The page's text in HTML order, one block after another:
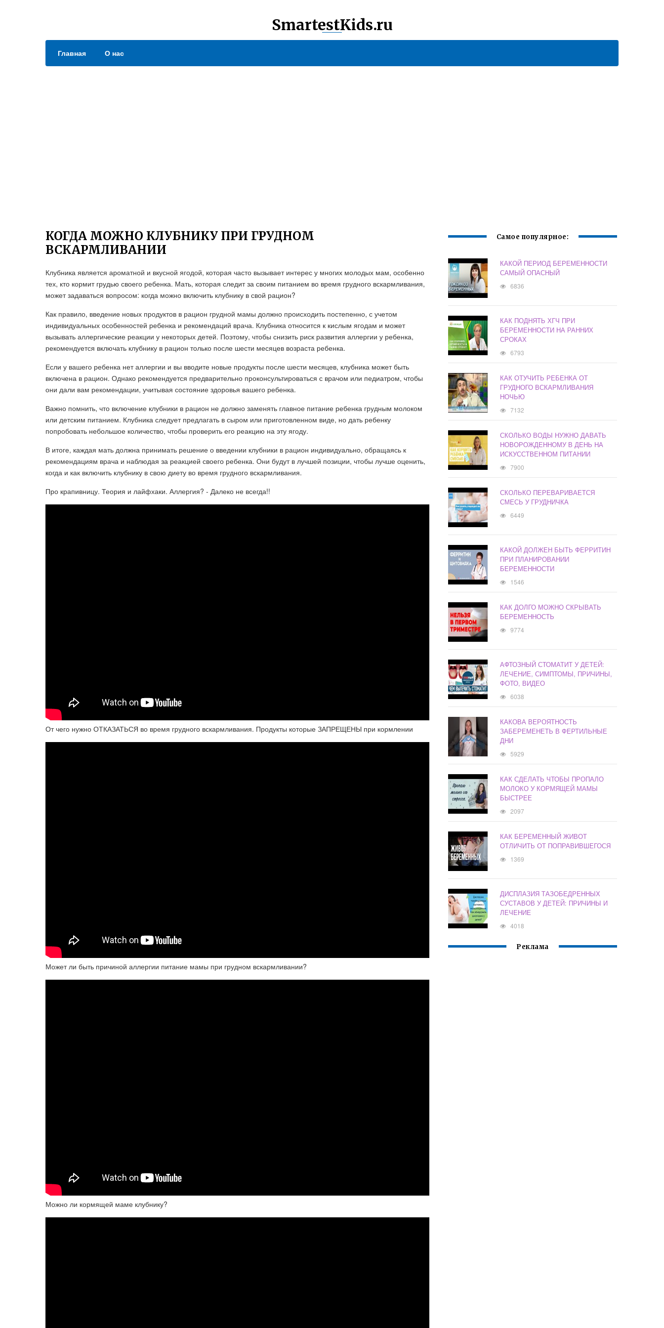
SmartestKids.ru
Главная О нас
КОГДА МОЖНО КЛУБНИКУ ПРИ ГРУДНОМ
ВСКАРМЛИВАНИИ
Клубника является ароматной и вкусной ягодой, которая часто вызывает интерес у многих молодых мам, особенно
тех, кто кормит грудью своего ребенка. Мать, которая следит за своим питанием во время грудного вскармливания,
может задаваться вопросом: когда можно включить клубнику в свой рацион?
Как правило, введение новых продуктов в рацион грудной мамы должно происходить постепенно, с учетом
индивидуальных особенностей ребенка и рекомендаций врача. Клубника относится к кислым ягодам и может
вызывать аллергические реакции у некоторых детей. Поэтому, чтобы снизить риск развития аллергии у ребенка,
рекомендуется включать клубнику в рацион только после шести месяцев возраста ребенка.
Если у вашего ребенка нет аллергии и вы вводите новые продукты после шести месяцев, клубника может быть
включена в рацион. Однако рекомендуется предварительно проконсультироваться с врачом или педиатром, чтобы
они дали вам рекомендации, учитывая состояние здоровья вашего ребенка.
Важно помнить, что включение клубники в рацион не должно заменять главное питание ребенка грудным молоком
или детским питанием. Клубника следует предлагать в сыром или приготовленном виде, но дать ребенку
попробовать небольшое количество, чтобы проверить его реакцию на эту ягоду.
В итоге, каждая мать должна принимать решение о введении клубники в рацион индивидуально, обращаясь к
рекомендациям врача и наблюдая за реакцией своего ребенка. Они будут в лучшей позиции, чтобы лучше оценить,
когда и как включить клубнику в свою диету во время грудного вскармливания.
Про крапивницу. Теория и лайфхаки. Аллергия? - Далеко не всегда!!
От чего нужно ОТКАЗАТЬСЯ во время грудного вскармливания. Продукты которые ЗАПРЕЩЕНЫ при кормлении
Может ли быть причиной аллергии питание мамы при грудном вскармливании?
Можно ли кормящей маме клубнику?
Самое популярное:
КАКОЙ ПЕРИОД БЕРЕМЕННОСТИ
САМЫЙ ОПАСНЫЙ
6836
КАК ПОДНЯТЬ ХГЧ ПРИ
БЕРЕМЕННОСТИ НА РАННИХ
СРОКАХ
6793
КАК ОТУЧИТЬ РЕБЕНКА ОТ
ГРУДНОГО ВСКАРМЛИВАНИЯ
НОЧЬЮ
7132
СКОЛЬКО ВОДЫ НУЖНО ДАВАТЬ
НОВОРОЖДЕННОМУ В ДЕНЬ НА
ИСКУССТВЕННОМ ПИТАНИИ
7900
СКОЛЬКО ПЕРЕВАРИВАЕТСЯ
СМЕСЬ У ГРУДНИЧКА
6449
КАКОЙ ДОЛЖЕН БЫТЬ ФЕРРИТИН
ПРИ ПЛАНИРОВАНИИ
БЕРЕМЕННОСТИ
1546
КАК ДОЛГО МОЖНО СКРЫВАТЬ
БЕРЕМЕННОСТЬ
9774
АФТОЗНЫЙ СТОМАТИТ У ДЕТЕЙ:
ЛЕЧЕНИЕ, СИМПТОМЫ, ПРИЧИНЫ,
ФОТО, ВИДЕО
6038
КАКОВА ВЕРОЯТНОСТЬ
ЗАБЕРЕМЕНЕТЬ В ФЕРТИЛЬНЫЕ
ДНИ
5929
КАК СДЕЛАТЬ ЧТОБЫ ПРОПАЛО
МОЛОКО У КОРМЯЩЕЙ МАМЫ
БЫСТРЕЕ
2097
КАК БЕРЕМЕННЫЙ ЖИВОТ
ОТЛИЧИТЬ ОТ ПОПРАВИВШЕГОСЯ
1369
ДИСПЛАЗИЯ ТАЗОБЕДРЕННЫХ
СУСТАВОВ У ДЕТЕЙ: ПРИЧИНЫ И
ЛЕЧЕНИЕ
4018
Реклама